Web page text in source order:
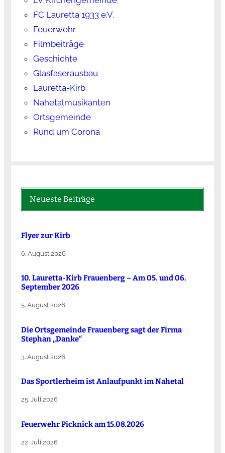
FC Lauretta 1933 e.V.
Feuerwehr
Filmbeiträge
Geschichte
Glasfaserausbau
Lauretta-Kirb
Nahetalmusikanten
Ortsgemeinde
Rund um Corona
Neueste Beiträge
Flyer zur Kirb
6. August 2026
10. Lauretta-Kirb Frauenberg – Am 05. und 06.
September 2026
5. August 2026
Die Ortsgemeinde Frauenberg sagt der Firma
Stephan „Danke“
3. August 2026
Das Sportlerheim ist Anlaufpunkt im Nahetal
25. Juli 2026
Feuerwehr Picknick am 15.08.2026
22. Juli 2026